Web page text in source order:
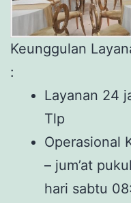
Keunggulan
:
Layanan 24
Tlp
Operasional
– jum’at
hari sabtu